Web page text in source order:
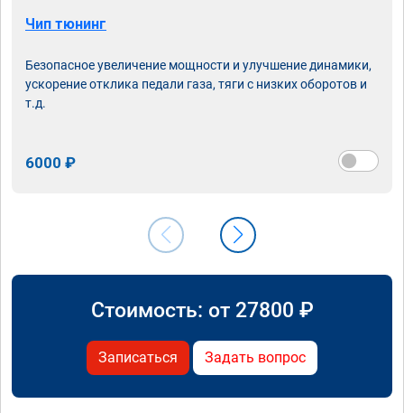
Чип тюнинг
Безопасное увеличение мощности и улучшение динамики,
ускорение отклика педали газа, тяги с низких оборотов и
т.д.
6000 ₽
Стоимость: от 27800 ₽
Записаться Задать вопрос